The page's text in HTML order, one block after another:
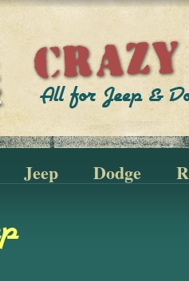
Jeep Dodge